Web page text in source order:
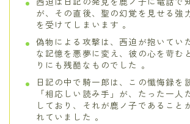
が、その直後、聖の幻覚を見せる強
を受けてしまいます 。
偽物による攻撃は、西迫が抱いてい
な記憶を悪夢に変え、彼の心を苛む
りにも残酷なものでした 。
日記の中で騎一郎は、この懺悔録を
「相応しい読み手」が、たった一人
しており、それが鹿ノ子であること
れていました 。